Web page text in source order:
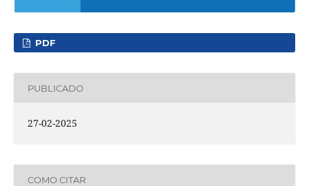
PDF
PUBLICADO
27-02-2025
COMO CITAR